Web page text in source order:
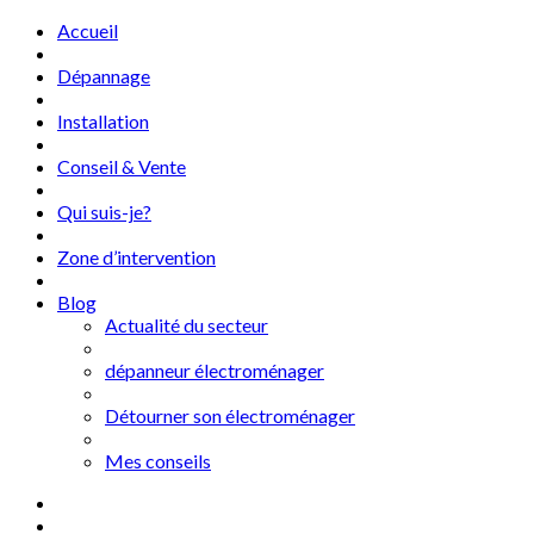
Accueil
Dépannage
Installation
Conseil & Vente
Qui suis-je?
Zone d’intervention
Blog
Actualité du secteur
dépanneur électroménager
Détourner son électroménager
Mes conseils